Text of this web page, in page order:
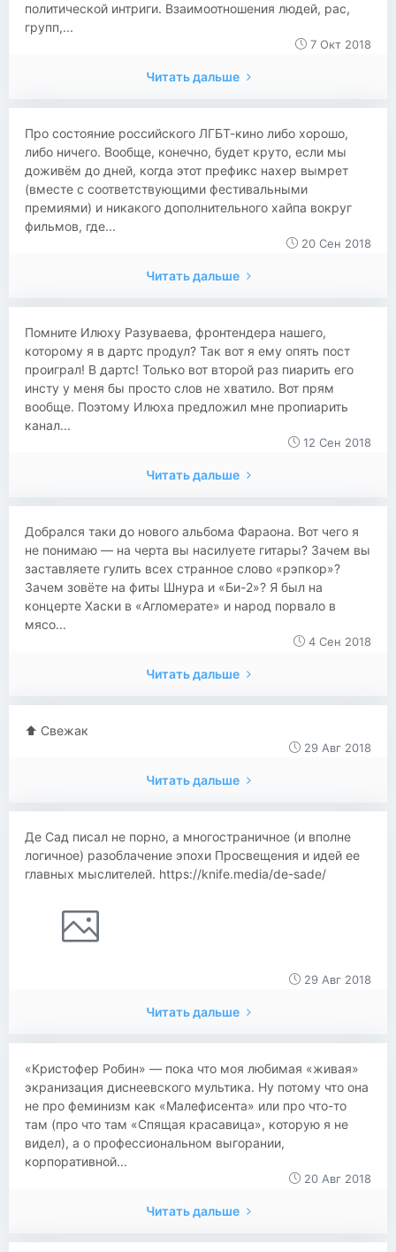
политической интриги. Взаимоотношения людей, рас,
групп,...
7 Окт 2018
Читать дальше
Про состояние российского ЛГБТ-кино либо хорошо,
либо ничего. Вообще, конечно, будет круто, если мы
доживём до дней, когда этот префикс нахер вымрет
(вместе с соответствующими фестивальными
премиями) и никакого дополнительного хайпа вокруг
фильмов, где...
20 Сен 2018
Читать дальше
Помните Илюху Разуваева, фронтендера нашего,
которому я в дартс продул? Так вот я ему опять пост
проиграл! В дартс! Только вот второй раз пиарить его
инсту у меня бы просто слов не хватило. Вот прям
вообще. Поэтому Илюха предложил мне пропиарить
канал...
12 Сен 2018
Читать дальше
Добрался таки до нового альбома Фараона. Вот чего я
не понимаю — на черта вы насилуете гитары? Зачем вы
заставляете гулить всех странное слово «рэпкор»?
Зачем зовёте на фиты Шнура и «Би-2»? Я был на
концерте Хаски в «Агломерате» и народ порвало в
мясо...
4 Сен 2018
Читать дальше
⬆️ Свежак
29 Авг 2018
Читать дальше
Де Сад писал не порно, а многостраничное (и вполне
логичное) разоблачение эпохи Просвещения и идей ее
главных мыслителей. https://knife.media/de-sade/
29 Авг 2018
Читать дальше
«Кристофер Робин» — пока что моя любимая «живая»
экранизация диснеевского мультика. Ну потому что она
не про феминизм как «Малефисента» или про что-то
там (про что там «Спящая красавица», которую я не
видел), а о профессиональном выгорании,
корпоративной...
20 Авг 2018
Читать дальше